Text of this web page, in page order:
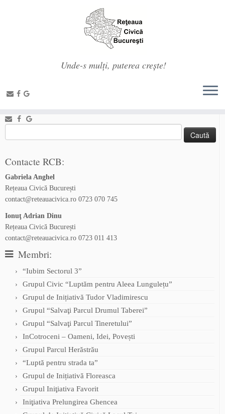
Unde-s mulți, puterea crește!
2016 » iunie » 15 » InCotroceni – Oameni, Idei, Povești
după:
Contacte RCB:
Gabriela Anghel
Rețeaua Civică București
contact@reteauacivica.ro 0723 070 745
Ionuţ Adrian Dinu
Rețeaua Civică București
contact@reteauacivica.ro 0723 011 413
Membri:
“Iubim Sectorul 3”
Grupul Civic “Luptăm pentru Aleea Lungulețu”
Grupul de Inițiativă Tudor Vladimirescu
Grupul “Salvaţi Parcul Drumul Taberei”
Grupul “Salvaţi Parcul Tineretului”
InCotroceni – Oameni, Idei, Povești
Grupul Parcul Herăstrău
“Luptă pentru strada ta”
Grupul de Inițiativă Floreasca
Grupul Iniţiativa Favorit
Iniţiativa Prelungirea Ghencea